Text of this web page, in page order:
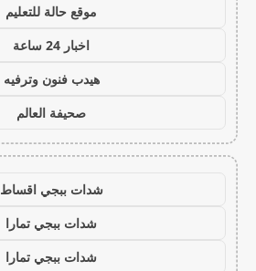
موقع حالة للتعليم
اخبار 24 ساعة
هيدب فنون وترفيه
صحيفة العالم
شدات ببجي اقساط
شدات ببجي تمارا
شدات ببجي تمارا